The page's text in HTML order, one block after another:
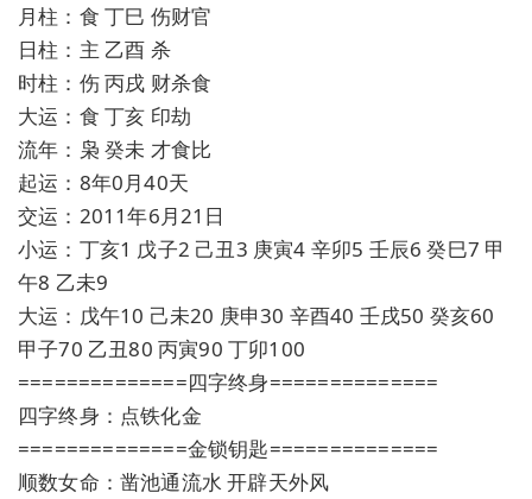
月柱：食 丁巳 伤财官
日柱：主 乙酉 杀
时柱：伤 丙戌 财杀食
大运：食 丁亥 印劫
流年：枭 癸未 才食比
起运：8年0月40天
交运：2011年6月21日
小运：丁亥1 戊子2 己丑3 庚寅4 辛卯5 壬辰6 癸巳7 甲
午8 乙未9
大运：戊午10 己未20 庚申30 辛酉40 壬戌50 癸亥60
甲子70 乙丑80 丙寅90 丁卯100
==============四字终身==============
四字终身：点铁化金
==============金锁钥匙==============
顺数女命：凿池通流水 开辟天外风